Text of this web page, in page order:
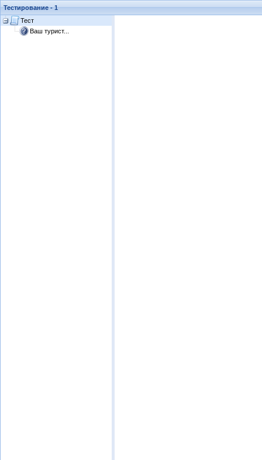
Тестирование - 1
Тест
Ваш турист...